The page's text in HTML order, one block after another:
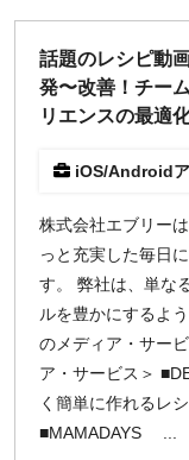
話題のレシピ動
発〜改善！チー
リエンスの最適
iOS/Android
株式会社エブリー
っと充実した毎日
す。 弊社は、単な
ルを豊かにするよ
のメディア・サー
ア・サービス＞
く簡単に作れるレ
■MAMADAYS ...